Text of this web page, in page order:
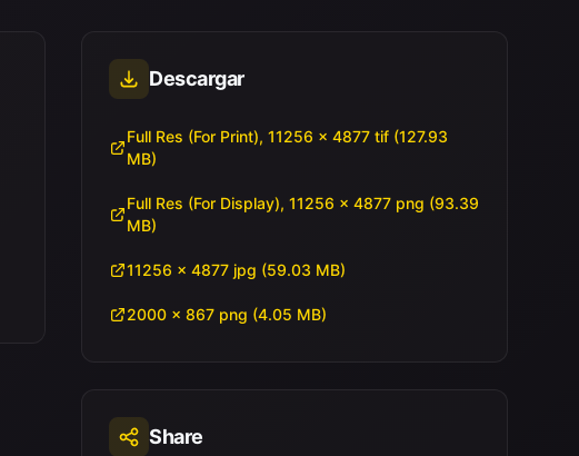
Descargar
Full Res (For Print), 11256 × 4877 tif (127.93
MB)
Full Res (For Display), 11256 × 4877 png (93.39
MB)
11256 × 4877 jpg (59.03 MB)
2000 × 867 png (4.05 MB)
Share